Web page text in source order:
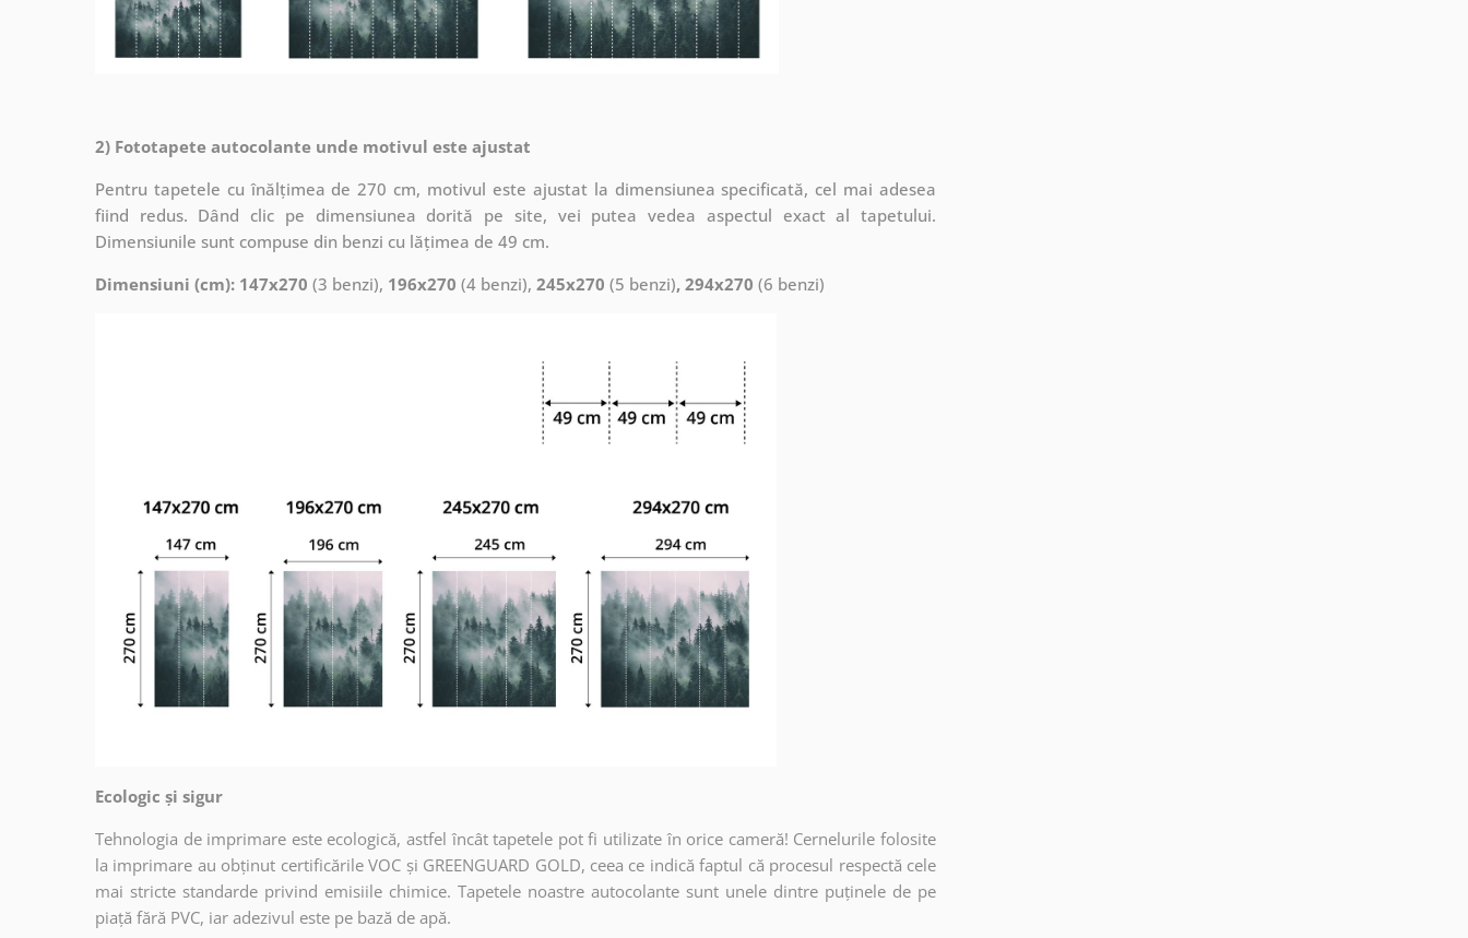
2) Fototapete autocolante unde motivul este ajustat
Pentru tapetele cu înălțimea de 270 cm, motivul este ajustat la dimensiunea specificată, cel mai adesea
fiind redus. Dând clic pe dimensiunea dorită pe site, vei putea vedea aspectul exact al tapetului.
Dimensiunile sunt compuse din benzi cu lățimea de 49 cm.
Dimensiuni (cm): 147x270 (3 benzi), 196x270 (4 benzi), 245x270 (5 benzi), 294x270 (6 benzi)
Ecologic și sigur
Tehnologia de imprimare este ecologică, astfel încât tapetele pot fi utilizate în orice cameră! Cernelurile folosite
la imprimare au obținut certificările VOC și GREENGUARD GOLD, ceea ce indică faptul că procesul respectă cele
mai stricte standarde privind emisiile chimice. Tapetele noastre autocolante sunt unele dintre puținele de pe
piață fără PVC, iar adezivul este pe bază de apă.